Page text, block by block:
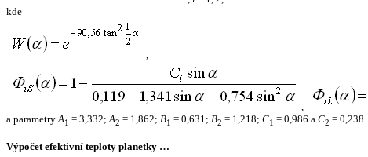
kde
,
,
a parametryA1 = 3,332;A2 = 1,862; B1 = 0,631; B2 = 1,218; C1 = 0,986 a C2 = 0,238.
Výpočet efektivní teploty planetky …